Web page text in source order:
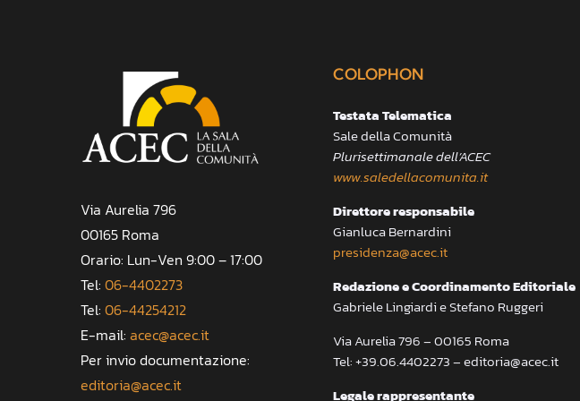
Via Aurelia 796
00165 Roma
Orario: Lun-Ven 9:00 – 17:00
Tel: 06-4402273
Tel: 06-44254212
E-mail: acec@acec.it
Per invio documentazione:
editoria@acec.it
COLOPHON
Testata Telematica
Sale della Comunità
Plurisettimanale dell’ACEC
www.saledellacomunita.it
Direttore responsabile
Gianluca Bernardini
presidenza@acec.it
Redazione e Coordinamento Editoriale
Gabriele Lingiardi e Stefano Ruggeri
Via Aurelia 796 – 00165 Roma
Tel: +39.06.4402273 – editoria@acec.it
Legale rappresentante